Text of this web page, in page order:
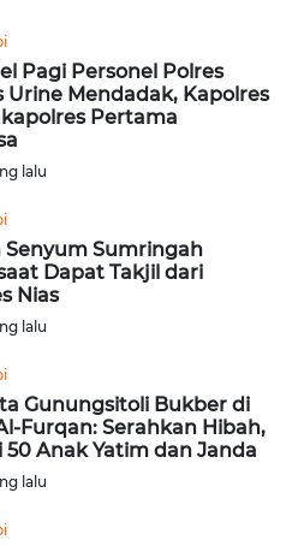
Pagi Personel Polres
Urine Mendadak, Kapolres
Pertama
lalu
Senyum Sumringah
Dapat Takjil dari
Nias
lalu
Gunungsitoli Bukber di
Furqan: Serahkan Hibah,
50 Anak Yatim dan Janda
lalu